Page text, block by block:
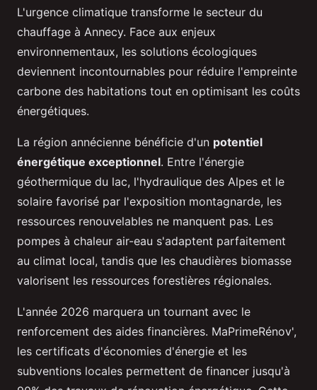
L'urgence climatique transforme le secteur du
chauffage à Annecy. Face aux enjeux
environnementaux, les solutions écologiques
deviennent incontournables pour réduire l'empreinte
carbone des habitations tout en optimisant les coûts
énergétiques.
La région annécienne bénéficie d'un potentiel
énergétique exceptionnel. Entre l'énergie
géothermique du lac, l'hydraulique des Alpes et le
solaire favorisé par l'exposition montagnarde, les
ressources renouvelables ne manquent pas. Les
pompes à chaleur air-eau s'adaptent parfaitement
au climat local, tandis que les chaudières biomasse
valorisent les ressources forestières régionales.
L'année 2026 marquera un tournant avec le
renforcement des aides financières. MaPrimeRénov',
les certificats d'économies d'énergie et les
subventions locales permettent de financer jusqu'à